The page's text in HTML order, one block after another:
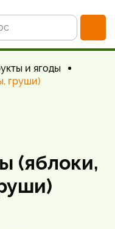
и ягоды
груши)
(яблоки,